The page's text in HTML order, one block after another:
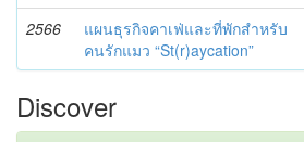
2566
แผนธุรกิจคาเฟ่และที่พักสำหรับ
คนรักแมว “St(r)aycation”
Discover